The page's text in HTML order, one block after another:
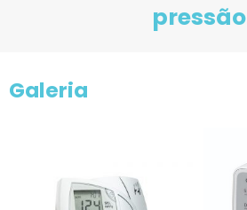
pressão
Galeria